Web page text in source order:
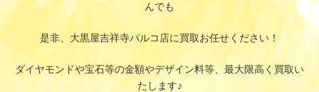
んでも
是非、大黒屋吉祥寺パルコ店に買取お任せください！
ダイヤモンドや宝石等の金額やデザイン料等、最大限高く買取い
たします♪